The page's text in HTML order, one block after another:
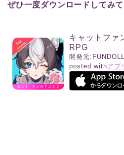
ぜひ一度ダウンロードしてみて
キャットファ
RPG
開発元:
posted withアプ